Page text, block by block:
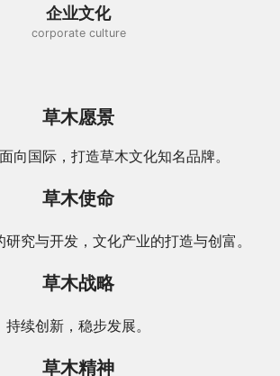
企业文化
corporate culture
草木愿景
向国际，打造草木文化知名品牌。
草木使命
究与开发，文化产业的打造与创富。
草木战略
持续创新，稳步发展。
草木精神